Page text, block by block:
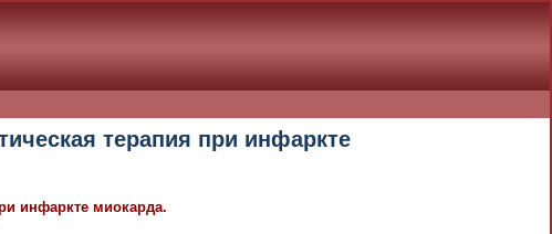
терапия при инфаркте
инфаркте миокарда.